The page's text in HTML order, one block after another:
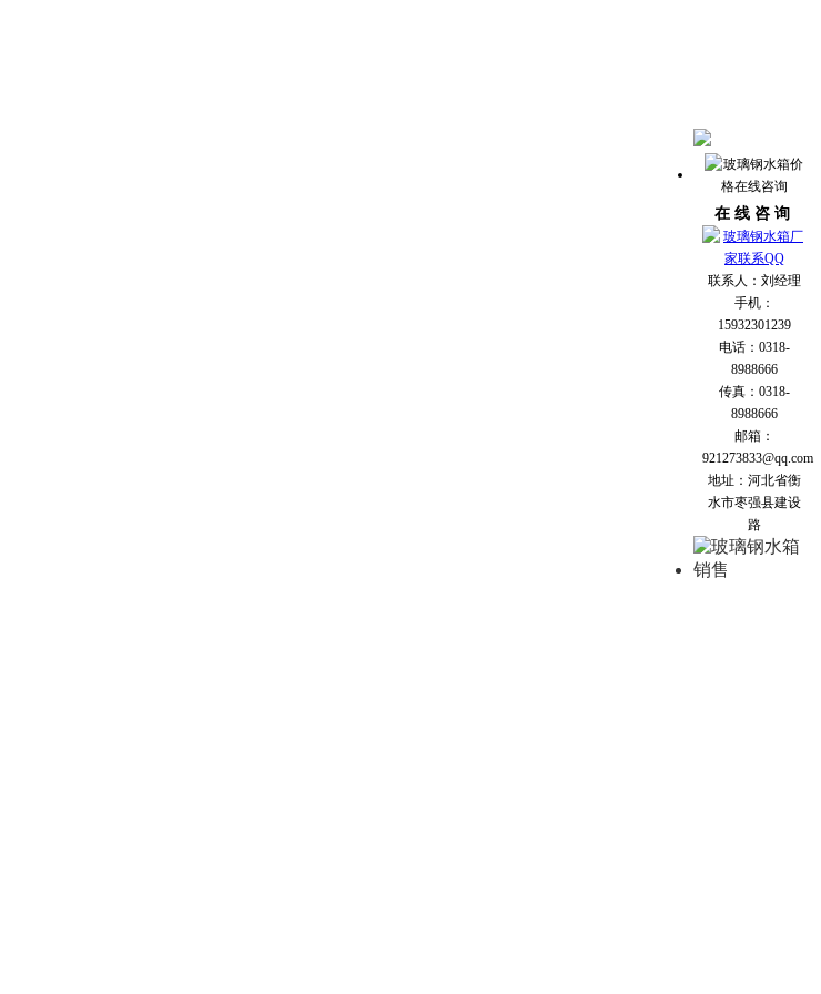
在 线 咨 询
联系人：刘经理
手机：
15932301239
电话：0318-
8988666
传真：0318-
8988666
邮箱：
921273833@qq.com
地址：河北省衡
水市枣强县建设
路